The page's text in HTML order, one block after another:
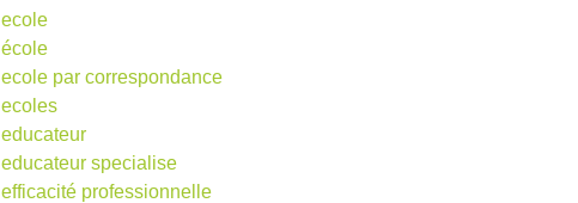
ecole
école
ecole par correspondance
ecoles
educateur
educateur specialise
efficacité professionnelle